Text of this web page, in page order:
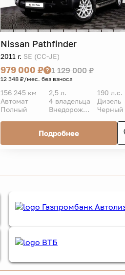
Nissan Pathfinder
2011 г. SE (CC-JE)
979 000 ₽ 1 129 000 ₽
12 348 ₽/мес. без взноса
156 245 км 2,5 л.
190 л.с.
Автомат
4 владельца
Дизель
Полный
Внедорожник 5 дв. Черный
Подробнее